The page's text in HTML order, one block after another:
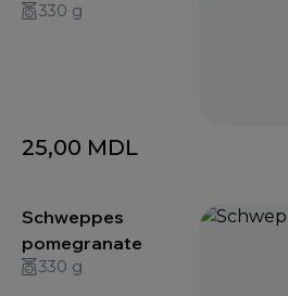
330 g
25,00 MDL
Schweppes
pomegranate
330 g